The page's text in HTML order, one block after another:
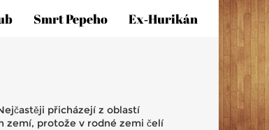
Smrt Pepeho Ex‑hurikán
přicházejí z oblastí
zemí, protože v rodné zemi čelí